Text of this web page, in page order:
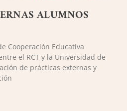
ALUMNOS
Cooperación Educativa
el RCT y la Universidad de
de prácticas externas y